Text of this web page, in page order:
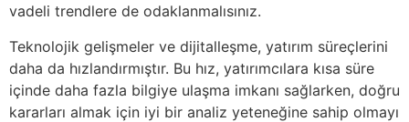
vadeli trendlere de odaklanmalısınız.
Teknolojik gelişmeler ve dijitalleşme, yatırım süreçlerini
daha da hızlandırmıştır. Bu hız, yatırımcılara kısa süre
içinde daha fazla bilgiye ulaşma imkanı sağlarken, doğru
kararları almak için iyi bir analiz yeteneğine sahip olmayı